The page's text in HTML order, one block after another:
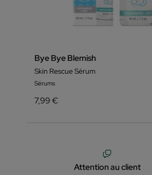
Bye Bye Blemish
Skin Rescue Sérum
Sérums
7,99 €
Attention au client